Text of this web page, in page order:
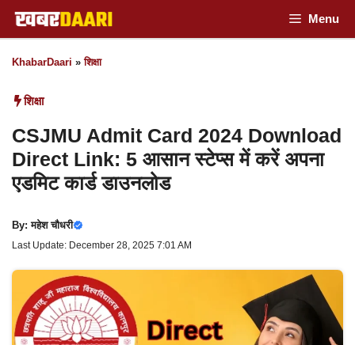
Skip
to
content
Menu
KhabarDaari »शिक्षा
शिक्षा
CSJMU Admit Card 2024 Download
Direct Link: 5 आसान स्टेप्स में करें अपना
एडमिट कार्ड डाउनलोड
By:महेश चौधरी
Last Update: December 28, 2025 7:01 AM